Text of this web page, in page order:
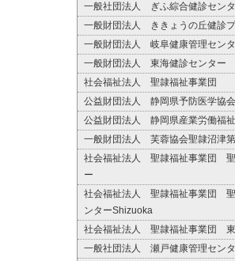
一般社団法人 ぎふ綜合健診セン
一般財団法人 ききょうの丘健診
一般財団法人 岐阜健康管理セン
一般財団法人 東海健診センター
社会福祉法人 聖隷福祉事業団
公益財団法人 静岡県予防医学協会
公益財団法人 静岡県産業労働福
一般財団法人 芙蓉協会聖隷沼津
社会福祉法人 聖隷福祉事業団 聖
ー
社会福祉法人 聖隷福祉事業団 聖
ンターShizuoka
社会福祉法人 聖隷福祉事業団 東
一般社団法人 瀬戸健康管理セン